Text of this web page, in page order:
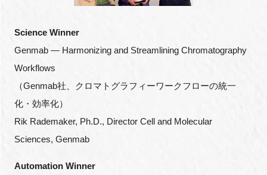
Science Winner
Genmab — Harmonizing and Streamlining Chromatography
Workflows
（Genmab社、クロマトグラフィーワークフローの統一
化・効率化）
Rik Rademaker, Ph.D., Director Cell and Molecular
Sciences, Genmab
Automation Winner